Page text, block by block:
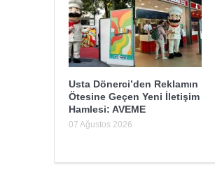
Usta Dönerci’den Reklamın
Ötesine Geçen Yeni İletişim
Hamlesi: AVEME
07 Ağustos 2026